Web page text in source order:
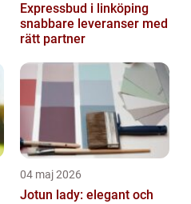
Expressbud i linköping
snabbare leveranser med
rätt partner
04 maj 2026
Jotun lady: elegant och